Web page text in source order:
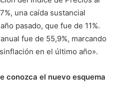
una caída sustancial
pasado, que fue de 11%.
fue de 55,9%, marcando
en el último año».
conozca el nuevo esquema